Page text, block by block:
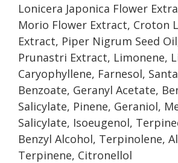
Lonicera Japonica Flower
Morio Flower Extract, Croton
Extract, Piper Nigrum Seed
Prunastri Extract, Limonene,
Caryophyllene, Farnesol,
Benzoate, Geranyl Acetate,
Salicylate, Pinene, Geraniol,
Salicylate, Isoeugenol,
Benzyl Alcohol, Terpinolene,
Terpinene, Citronellol